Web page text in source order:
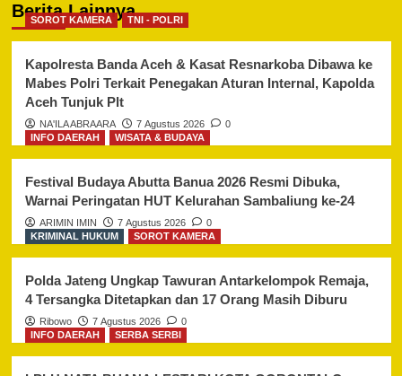
Berita Lainnya
SOROT KAMERA TNI - POLRI
Kapolresta Banda Aceh & Kasat Resnarkoba Dibawa ke
Mabes Polri Terkait Penegakan Aturan Internal, Kapolda
Aceh Tunjuk Plt
NA'ILA ABRAARA 7 Agustus 2026
0
INFO DAERAH
WISATA & BUDAYA
Festival Budaya Abutta Banua 2026 Resmi Dibuka,
Warnai Peringatan HUT Kelurahan Sambaliung ke-24
ARIMIN IMIN 7 Agustus 2026
0
KRIMINAL HUKUM
SOROT KAMERA
Polda Jateng Ungkap Tawuran Antarkelompok Remaja,
4 Tersangka Ditetapkan dan 17 Orang Masih Diburu
Ribowo 7 Agustus 2026
0
INFO DAERAH
SERBA SERBI